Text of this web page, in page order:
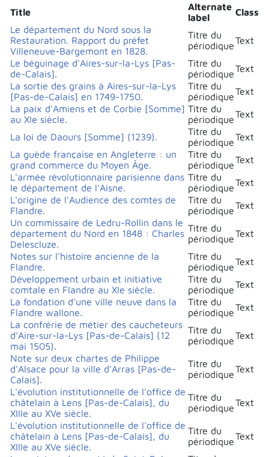
Title
Alternate
label
Class
Le département du Nord sous la
Restauration. Rapport du préfet
Villeneuve-Bargemont en 1828.
Titre du
périodiqueText
Le béguinage d'Aires-sur-la-Lys [Pas-
de-Calais].
Titre du
périodiqueText
La sortie des grains à Aires-sur-la-Lys
[Pas-de-Calais] en 1749-1750.
Titre du
périodiqueText
La paix d'Amiens et de Corbie [Somme]
au XIe siècle.
Titre du
périodiqueText
La loi de Daours [Somme] (1239).
Titre du
périodiqueText
La guède française en Angleterre : un
grand commerce du Moyen Âge.
Titre du
périodiqueText
L'armée révolutionnaire parisienne dans
le département de l'Aisne.
Titre du
périodiqueText
L'origine de l'Audience des comtes de
Flandre.
Titre du
périodiqueText
Un commissaire de Ledru-Rollin dans le
département du Nord en 1848 : Charles
Delescluze.
Titre du
périodiqueText
Notes sur l'histoire ancienne de la
Flandre.
Titre du
périodiqueText
Développement urbain et initiative
comtale en Flandre au XIe siècle.
Titre du
périodiqueText
La fondation d'une ville neuve dans la
Flandre wallone.
Titre du
périodiqueText
La confrérie de métier des caucheteurs
d'Aire-sur-la-Lys [Pas-de-Calais] (12
mai 1505).
Titre du
périodiqueText
Note sur deux chartes de Philippe
d'Alsace pour la ville d'Arras [Pas-de-
Calais].
Titre du
périodiqueText
L'évolution institutionnelle de l'office de
châtelain à Lens [Pas-de-Calais], du
XIIIe au XVe siècle.
Titre du
périodiqueText
L'évolution institutionnelle de l'office de
châtelain à Lens [Pas-de-Calais], du
XIIIe au XVe siècle.
Titre du
périodiqueText